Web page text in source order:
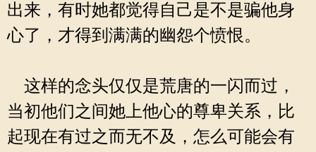
出来，有时她都觉得自己是不是骗他身
心了，才得到满满的幽怨个愤恨。
这样的念头仅仅是荒唐的一闪而过，
当初他们之间她上他心的尊卑关系，比
起现在有过之而无不及，怎么可能会有